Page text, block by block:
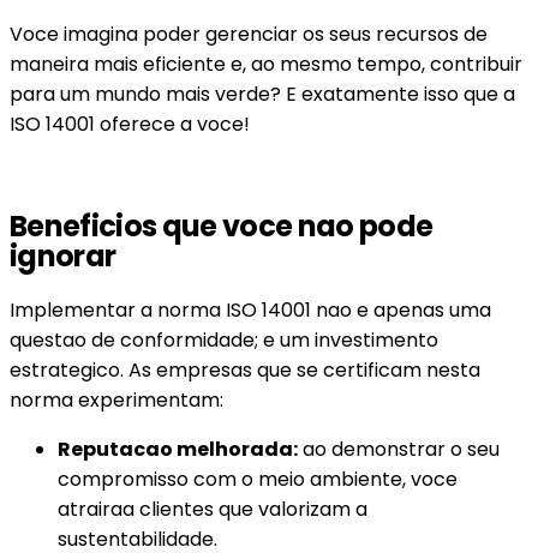
Voce imagina poder gerenciar os seus recursos de
maneira mais eficiente e, ao mesmo tempo, contribuir
para um mundo mais verde? E exatamente isso que a
ISO 14001 oferece a voce!
Beneficios que voce nao pode
ignorar
Implementar a norma ISO 14001 nao e apenas uma
questao de conformidade; e um investimento
estrategico. As empresas que se certificam nesta
norma experimentam:
Reputacao melhorada:ao demonstrar o seu
compromisso com o meio ambiente, voce
atrairaa clientes que valorizam a
sustentabilidade.